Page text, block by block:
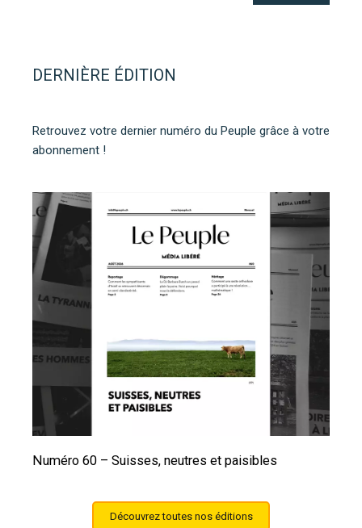
DERNIÈRE ÉDITION
Retrouvez votre dernier numéro du Peuple grâce à votre
abonnement !
Numéro 60 – Suisses, neutres et paisibles
Découvrez toutes nos éditions